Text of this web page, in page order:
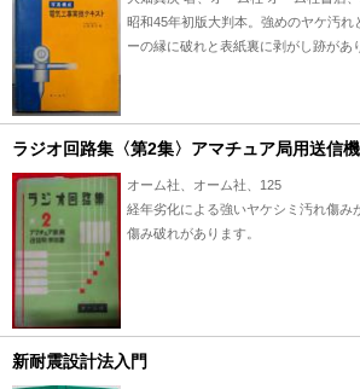
昭和45年初版大判本。強めのヤケ汚れ
ーの縁に破れと表紙裏に剥がし跡があ
ラジオ回路集〈第2集〉アマチュア局用送信
オーム社、オーム社、125
経年劣化による強いヤケシミ汚れ傷み
傷み破れがあります。
新耐震設計法入門